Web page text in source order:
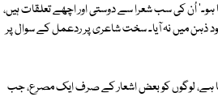
اُن کی سب شعرا سے دوستی اور اچھے تعلقات ہیں،
ذہن میں نہ آیا۔ سخت شاعری پر ردعمل کے سوال پر
ہے، لوگوں کو بعض اشعار کے صرف ایک مصرع، جب